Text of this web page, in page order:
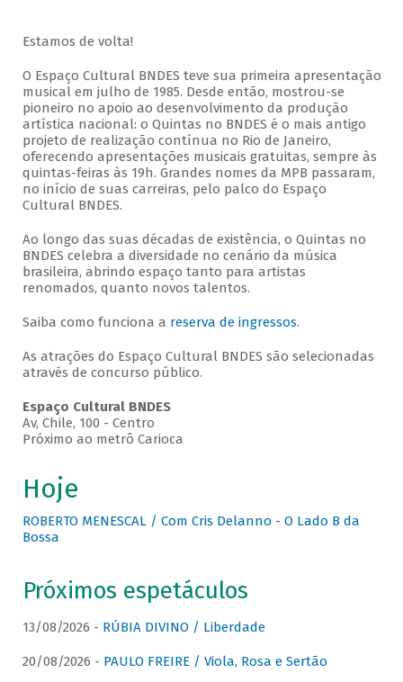
Estamos de volta!
O Espaço Cultural BNDES teve sua primeira apresentação
musical em julho de 1985. Desde então, mostrou-se
pioneiro no apoio ao desenvolvimento da produção
artística nacional: o Quintas no BNDES é o mais antigo
projeto de realização contínua no Rio de Janeiro,
oferecendo apresentações musicais gratuitas, sempre às
quintas-feiras às 19h. Grandes nomes da MPB passaram,
no início de suas carreiras, pelo palco do Espaço
Cultural BNDES.
Ao longo das suas décadas de existência, o Quintas no
BNDES celebra a diversidade no cenário da música
brasileira, abrindo espaço tanto para artistas
renomados, quanto novos talentos.
Saiba como funciona a reserva de ingressos.
As atrações do Espaço Cultural BNDES são selecionadas
através de concurso público.
Espaço Cultural BNDES
Av, Chile, 100 - Centro
Próximo ao metrô Carioca
Hoje
ROBERTO MENESCAL / Com Cris Delanno - O Lado B da
Bossa
Próximos espetáculos
13/08/2026 - RÚBIA DIVINO / Liberdade
20/08/2026 - PAULO FREIRE / Viola, Rosa e Sertão